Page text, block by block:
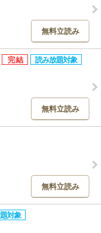
無料立読み
無料立読み
無料立読み